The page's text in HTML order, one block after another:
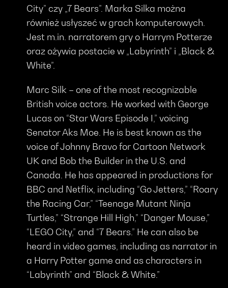
City” czy „7 Bears”. Marka Silka można
również usłyszeć w grach komputerowych.
Jest m.in. narratorem gry o Harrym Potterze
oraz ożywia postacie w „Labyrinth” i „Black &
White”.
Marc Silk – one of the most recognizable
British voice actors. He worked with George
Lucas on “Star Wars Episode I,” voicing
Senator Aks Moe. He is best known as the
voice of Johnny Bravo for Cartoon Network
UK and Bob the Builder in the U.S. and
Canada. He has appeared in productions for
BBC and Netflix, including “Go Jetters,” “Roary
the Racing Car,” “Teenage Mutant Ninja
Turtles,” “Strange Hill High,” “Danger Mouse,”
“LEGO City,” and “7 Bears.” He can also be
heard in video games, including as narrator in
a Harry Potter game and as characters in
“Labyrinth” and “Black & White.”